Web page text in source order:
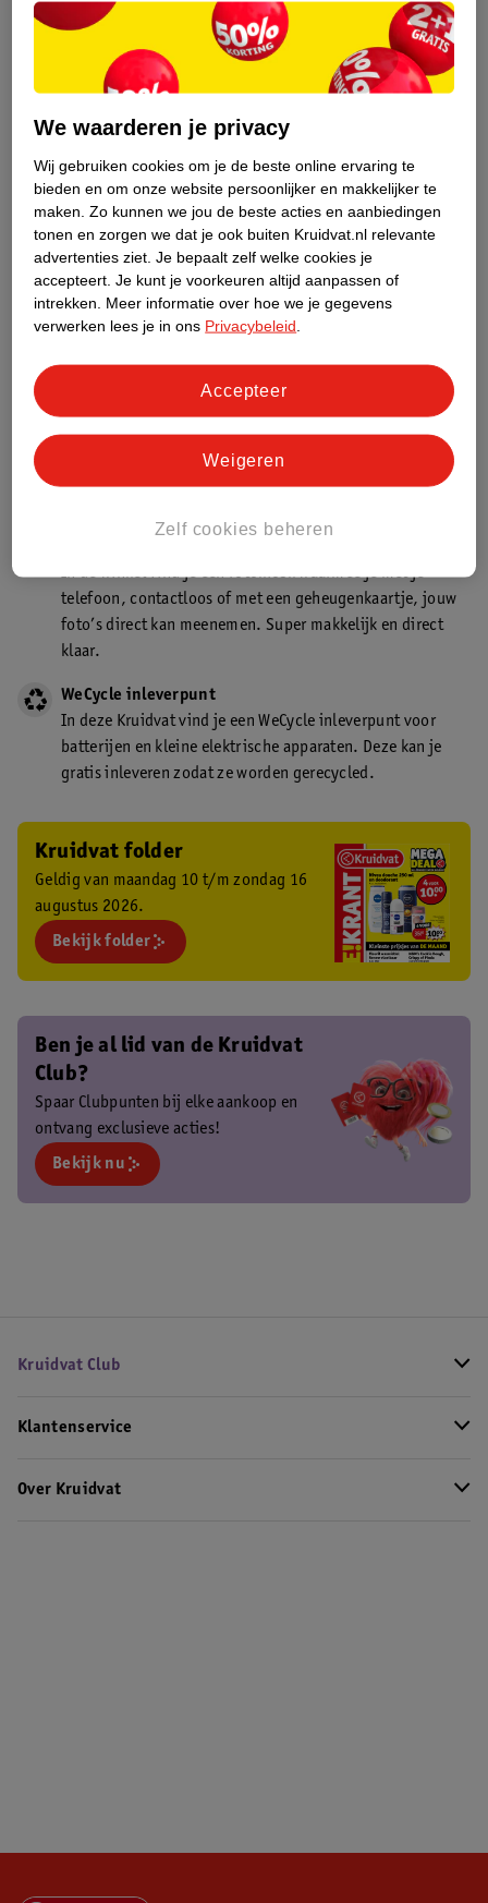
Kruidvat is een erkend specialist in
zelfzorg, ook online. Wat je
gezondheidsvraag ook is, stel hem aan
Stel je gezondheidsvraag
Ook in deze winkel
Kruidvat.nl ophaalpunt
Laat je bestelling snel en gemakkelijk bezorgen in de
Kruidvat is een gecertificeerd drogist. Dit betekent dat je
In de winkel vind je een fotokiosk waarmee je met je
telefoon, contactloos of met een geheugenkaartje, jouw
foto’s direct kan meenemen. Super makkelijk en direct
klaar.
WeCycle inleverpunt
In deze Kruidvat vind je een WeCycle inleverpunt voor
batterijen en kleine elektrische apparaten. Deze kan je
gratis inleveren zodat ze worden gerecycled.
Kruidvat folder
Geldig van maandag 10 t/m zondag 16
augustus 2026.
Bekijk folder
Ben je al lid van de Kruidvat
Club?
Spaar Clubpunten bij elke aankoop en
ontvang exclusieve acties!
Bekijk nu
Kruidvat Club
Klantenservice
Over Kruidvat
We waarderen je privacy
Wij gebruiken cookies om je de beste online ervaring te
bieden en om onze website persoonlijker en makkelijker te
maken. Zo kunnen we jou de beste acties en aanbiedingen
tonen en zorgen we dat je ook buiten Kruidvat.nl relevante
advertenties ziet. Je bepaalt zelf welke cookies je
accepteert. Je kunt je voorkeuren altijd aanpassen of
intrekken.
Meer informatie over hoe we je gegevens
verwerken lees je in ons Privacybeleid
Zelf cookies beheren
Weigeren
Accepteer